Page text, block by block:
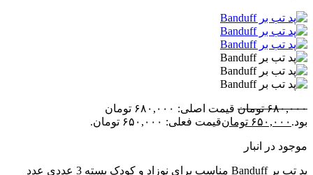
۶۸۰,۰۰۰ تومان
قیمت اصلی: ۶۸۰,۰۰۰ تومان
بود. ۶۵۰,۰۰۰ تومانقیمت فعلی: ۶۵۰,۰۰۰ تومان.
موجود در انبار
پد تب بر Banduff مناسب برای نوزاد و کودک بسته 3 عددی عدد